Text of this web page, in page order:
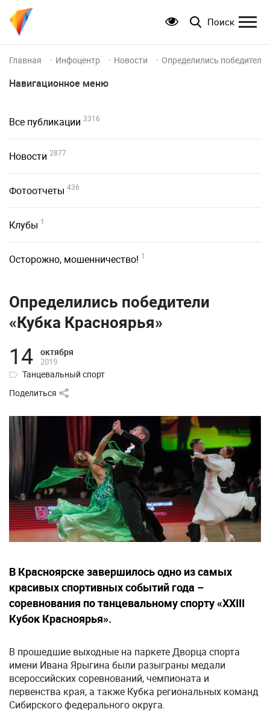
Поиск
Главная Инфоцентр Новости Определились
Навигационное меню
Все публикации 3316
Новости 2877
Фотоотчеты 436
Клубы 1
Осторожно, мошенничество! 1
Определились победители
«Кубка Красноярья»
14 октября
2019
Танцевальный спорт
Поделиться
В Красноярске завершилось одно из самых
красивых спортивных событий года –
соревнования по танцевальному спорту «XXIII
Кубок Красноярья».
В прошедшие выходные на паркете Дворца спорта
имени Ивана Ярыгина были разыграны медали
всероссийских соревнований, чемпионата и
первенства края, а также Кубка региональных команд
Сибирского федерального округа.